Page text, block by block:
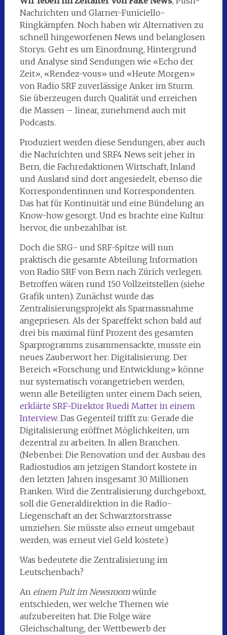
Nachrichten und Glarner-Funiciello-
Ringkämpfen. Noch haben wir Alternativen zu
schnell hingeworfenen News und belanglosen
Storys. Geht es um Einordnung, Hintergrund
und Analyse sind Sendungen wie «Echo der
Zeit», «Rendez-vous» und «Heute Morgen»
von Radio SRF zuverlässige Anker im Sturm.
Sie überzeugen durch Qualität und erreichen
die Massen – linear, zunehmend auch mit
Podcasts.
Produziert werden diese Sendungen, aber auch
die Nachrichten und SRF4 News seit jeher in
Bern, die Fachredaktionen Wirtschaft, Inland
und Ausland sind dort angesiedelt, ebenso die
Korrespondentinnen und Korrespondenten.
Das hat für Kontinuität und eine Bündelung an
Know-how gesorgt. Und es brachte eine Kultur
hervor, die unbezahlbar ist.
Doch die SRG- und SRF-Spitze will nun
praktisch die gesamte Abteilung Information
von Radio SRF von Bern nach Zürich verlegen.
Betroffen wären rund 150 Vollzeitstellen (siehe
Grafik unten). Zunächst wurde das
Zentralisierungsprojekt als Sparmassnahme
angepriesen. Als der Spareffekt schon bald auf
drei bis maximal fünf Prozent des gesamten
Sparprogramms zusammensackte, musste ein
neues Zauberwort her: Digitalisierung. Der
Bereich «Forschung und Entwicklung» könne
nur systematisch vorangetrieben werden,
wenn alle Beteiligten unter einem Dach seien,
erklärte SRF-Direktor Ruedi Matter in einem
Interview. Das Gegenteil trifft zu: Gerade die
Digitalisierung eröffnet Möglichkeiten, um
dezentral zu arbeiten. In allen Branchen.
(Nebenbei: Die Renovation und der Ausbau des
Radiostudios am jetzigen Standort kostete in
den letzten Jahren insgesamt 30 Millionen
Franken. Wird die Zentralisierung durchgeboxt,
soll die Generaldirektion in die Radio-
Liegenschaft an der Schwarztorstrasse
umziehen. Sie müsste also erneut umgebaut
werden, was erneut viel Geld kostete.)
Was bedeutete die Zentralisierung im
Leutschenbach?
An einem Pult im Newsroom würde
entschieden, wer welche Themen wie
aufzubereiten hat. Die Folge wäre
Gleichschaltung, der Wettbewerb der